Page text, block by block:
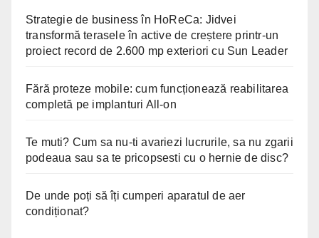
Strategie de business în HoReCa: Jidvei
transformă terasele în active de creștere printr-un
proiect record de 2.600 mp exteriori cu Sun Leader
Fără proteze mobile: cum funcționează reabilitarea
completă pe implanturi All-on
Te muti? Cum sa nu-ti avariezi lucrurile, sa nu zgarii
podeaua sau sa te pricopsesti cu o hernie de disc?
De unde poți să îți cumperi aparatul de aer
condiționat?